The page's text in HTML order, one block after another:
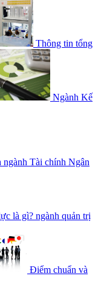
Thông tin tổng
Ngành Kế
Tài chính Ngân
là gì? ngành quản trị
Điểm chuẩn và